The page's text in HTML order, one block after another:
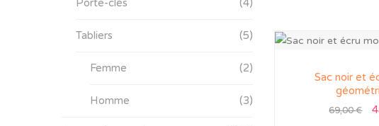
Porte-clés (4)
Tabliers (5)
Femme (2)
Homme (3)
Sac noir et
69,00€